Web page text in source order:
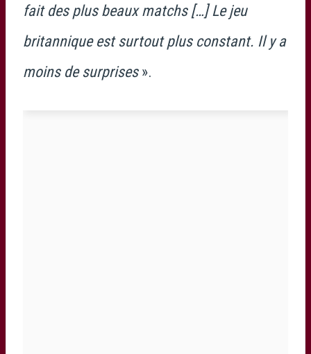
fait des plus beaux matchs […] Le jeu
britannique est surtout plus constant. Il y a
moins de surprises».